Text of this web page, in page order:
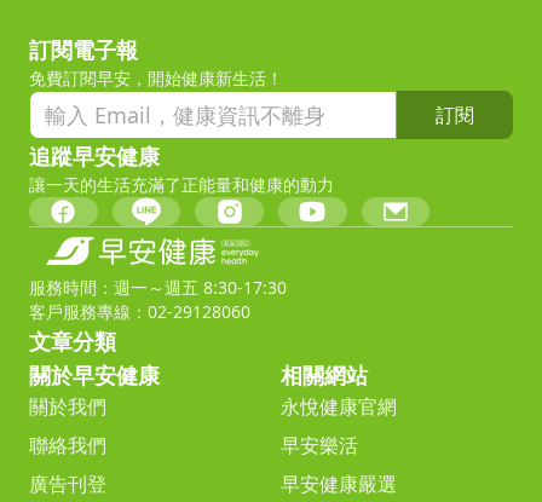
訂閱電子報
免費訂閱早安，開始健康新生活！
訂閱
追蹤早安健康
讓一天的生活充滿了正能量和健康的動力
服務時間：週一～週五 8:30-17:30
客戶服務專線：02-29128060
文章分類
關於早安健康
關於我們
聯絡我們
廣告刊登
相關網站
永悅健康官網
早安樂活
早安健康嚴選